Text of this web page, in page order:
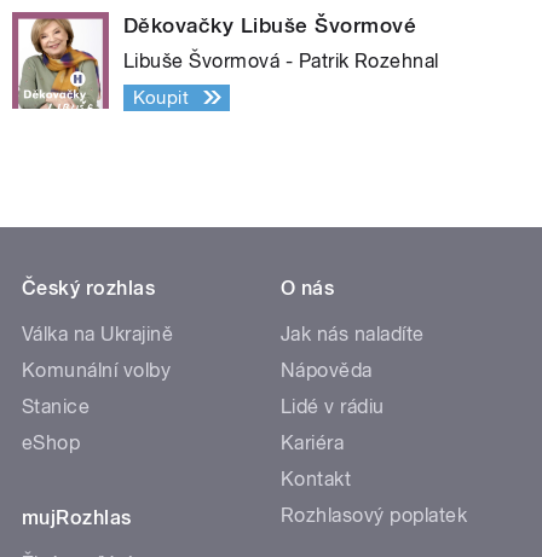
Děkovačky Libuše Švormové
Libuše Švormová - Patrik Rozehnal
Koupit
Český rozhlas
Válka na Ukrajině
Komunální volby
Stanice
eShop
mujRozhlas
O nás
Jak nás naladíte
Nápověda
Lidé v rádiu
Kariéra
Kontakt
Rozhlasový poplatek